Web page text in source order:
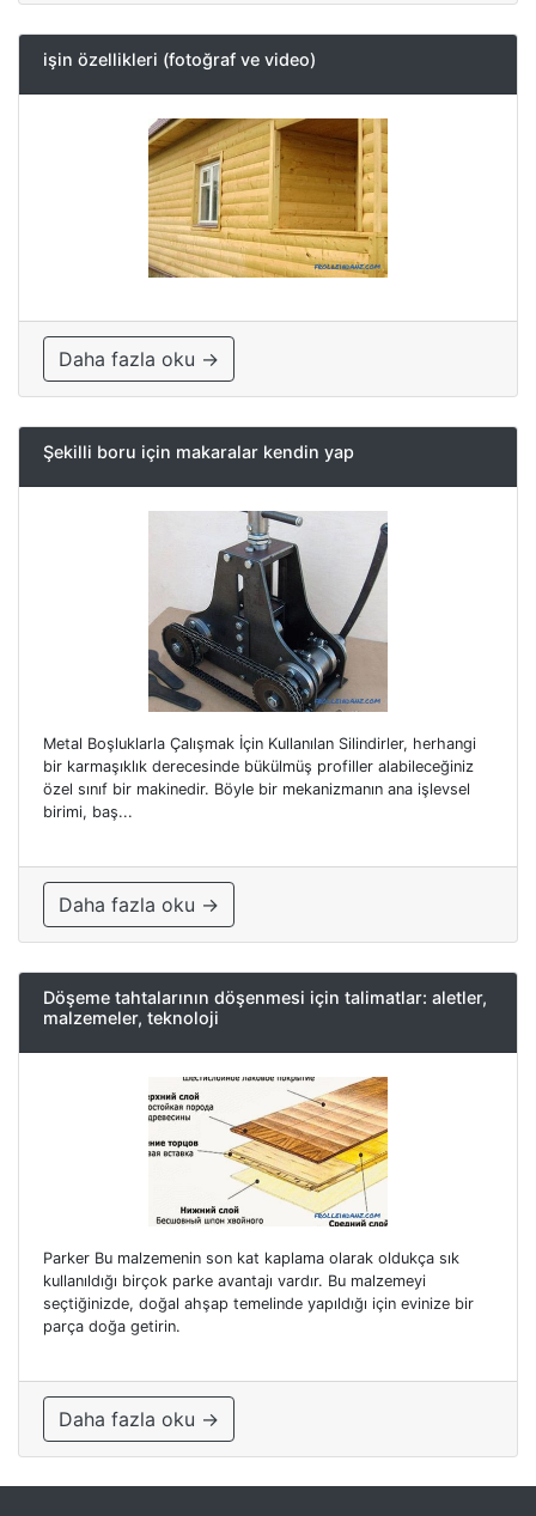
işin özellikleri (fotoğraf ve video)
Daha fazla oku →
Şekilli boru için makaralar kendin yap
Metal Boşluklarla Çalışmak İçin Kullanılan Silindirler, herhangi
bir karmaşıklık derecesinde bükülmüş profiller alabileceğiniz
özel sınıf bir makinedir. Böyle bir mekanizmanın ana işlevsel
birimi, baş...
Daha fazla oku →
Döşeme tahtalarının döşenmesi için talimatlar: aletler,
malzemeler, teknoloji
Parker Bu malzemenin son kat kaplama olarak oldukça sık
kullanıldığı birçok parke avantajı vardır. Bu malzemeyi
seçtiğinizde, doğal ahşap temelinde yapıldığı için evinize bir
parça doğa getirin.
Daha fazla oku →